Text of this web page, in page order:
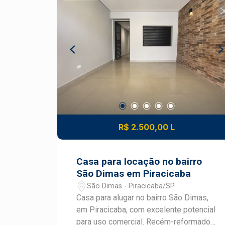
com fogão, coifa, micro-ondas e air
fryer, copos, talheres Banheiro social
com box Ambientes planejados,
modernos e funcionais Uma excelente
opção para estudantes, profissionais e
quem deseja morar em uma localização
privilegiada com todo o conforto de um
futuro com quem é agente de
desenvolvimento do mercado
imobiliário de Piracicaba. Agende sua
R$ 2.500,00 L
Casa para locação no bairro
São Dimas em Piracicaba
São Dimas - Piracicaba/SP
Casa para alugar no bairro São Dimas,
em Piracicaba, com excelente potencial
para uso comercial. Recém-reformado,